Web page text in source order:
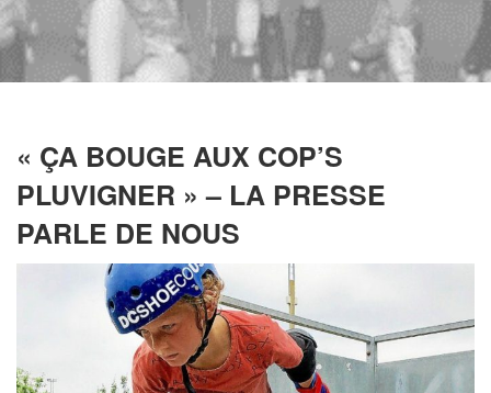
« ÇA BOUGE AUX COP’S
PLUVIGNER » – LA PRESSE
PARLE DE NOUS